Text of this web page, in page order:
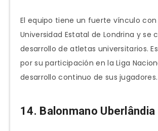
El equipo tiene un fuerte vínculo con
Universidad Estatal de Londrina y se
desarrollo de atletas universitarios.
por su participación en la Liga
desarrollo continuo de sus jugadores.
14. Balonmano Uberlândia